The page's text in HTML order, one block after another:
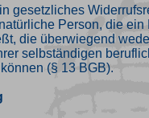
gesetzliches
Person, die ein
die überwiegend
selbständigen
(§ 13 BGB).